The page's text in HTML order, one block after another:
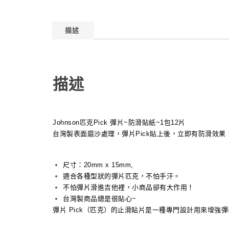
描述
描述
Johnson匹克Pick 彈片~防滑貼紙~1包12片
台灣製表面磨沙處理，彈片Pick貼上後，立即有防滑效果
尺寸：20mm x 15mm,
適合各種型狀的彈片匹克，不怕手汗。
不怕彈片滑進吉他裡，小商品卻有大作用！
台灣製商品總是很貼心~
彈片 Pick（匹克）的止滑貼片是一種專門設計用來增強